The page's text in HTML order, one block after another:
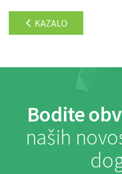
KAZALO
Bodite
naših